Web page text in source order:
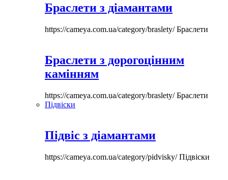
Браслети з діамантами
https://cameya.com.ua/category/braslety/Браслети
Браслети з дорогоцінним
камінням
https://cameya.com.ua/category/braslety/Браслети
Підвіски
Підвіс з діамантами
https://cameya.com.ua/category/pidvisky/Підвіски